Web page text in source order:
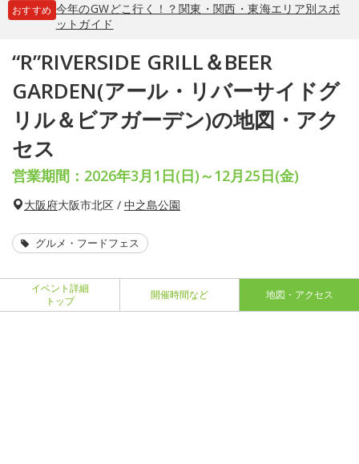
おすすめ 今年のGWどこ行く！？関東・関西・東海エリア別スポ
ットガイド
“R”RIVERSIDE GRILL＆BEER
GARDEN(アール・リバーサイドグ
リル＆ビアガーデン)の地図・アク
セス
営業期間：2026年3月1日(日)～12月25日(金)
大阪府大阪市北区 / 中之島公園
グルメ・フードフェス
イベント詳細
トップ
開催時間など 地図・アクセス